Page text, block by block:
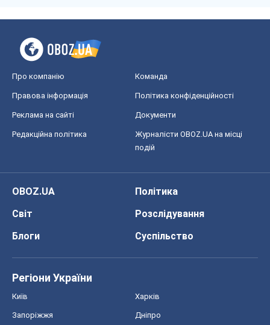
Про компанію Команда
Правова інформація Політика конфіденційності
Реклама на сайті Документи
Редакційна політика
Журналісти OBOZ.UA на місці
подій
OBOZ.UA
Політика
Світ
Розслідування
Блоги
Суспільство
Регіони України
Київ Харків
Запоріжжя Дніпро